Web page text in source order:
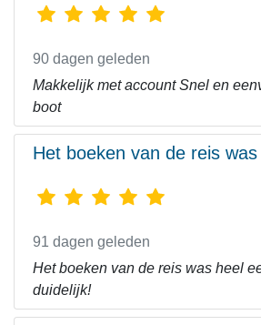
90 dagen geleden
Makkelijk met account Snel en
boot
Het boeken van de reis
91 dagen geleden
Het boeken van de reis was heel
duidelijk!